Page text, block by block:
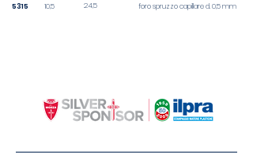
5315 10,5 24,5 foro spruzzo capillare d. 0,5 mm